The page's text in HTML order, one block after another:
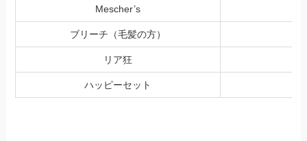
Mescher’s
ブリーチ（毛髪の方）
リア狂
ハッピーセット